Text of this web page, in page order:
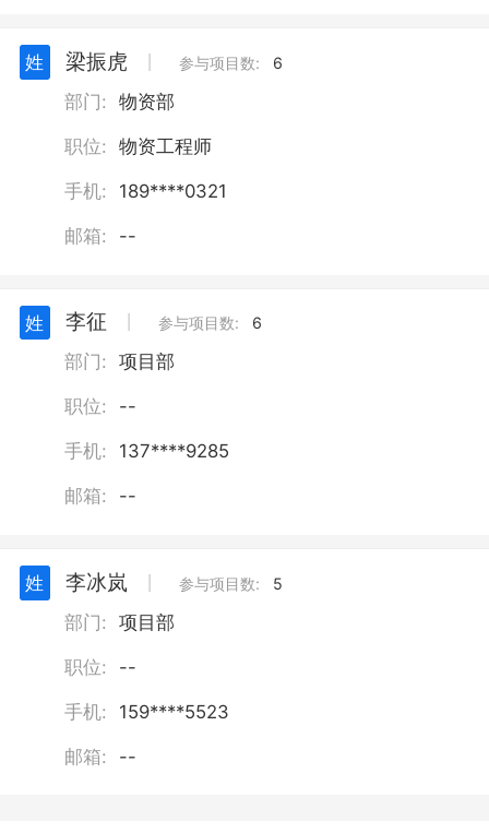
姓 梁振虎 参与项目数: 6
部门: 物资部
职位: 物资工程师
手机: 189****0321
邮箱: --
姓 李征 参与项目数: 6
部门: 项目部
职位: --
手机: 137****9285
邮箱: --
姓 李冰岚 参与项目数: 5
部门: 项目部
职位: --
手机: 159****5523
邮箱: --